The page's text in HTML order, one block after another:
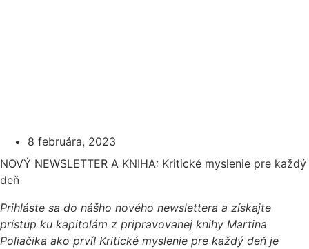
8 februára, 2023
NOVÝ NEWSLETTER A KNIHA: Kritické myslenie pre každý
deň
Prihláste sa do nášho nového newslettera a získajte
prístup ku kapitolám z pripravovanej knihy Martina
Poliačika ako prví! Kritické myslenie pre každý deň je